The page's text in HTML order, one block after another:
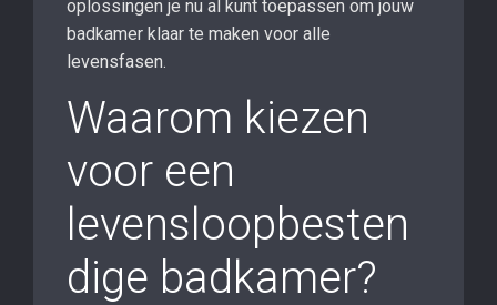
oplossingen je nu al kunt toepassen om jouw
badkamer klaar te maken voor alle
levensfasen.
Waarom kiezen
voor een
levensloopbesten
dige badkamer?